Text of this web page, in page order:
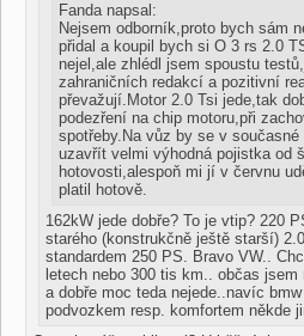
Fanda napsal:
Nejsem odborník,proto bych sám
přidal a koupil bych si O 3 rs 2.0
nejel,ale zhlédl jsem spoustu
zahraničních redakcí a pozitivní
převažují.Motor 2.0 Tsi jede,tak
podezření na chip motoru,při
spotřeby.Na vůz by se v současné
uzavřít velmi výhodná pojistka od
hotovosti,alespoň mi jí v červnu
platil hotově.
162kW jede dobře? To je vtip? 220
starého (konstrukčně ještě starší)
standardem 250 PS. Bravo VW..
letech nebo 300 tis km.. občas jsem
a dobře moc teda nejede..navíc
podvozkem resp. komfortem někde